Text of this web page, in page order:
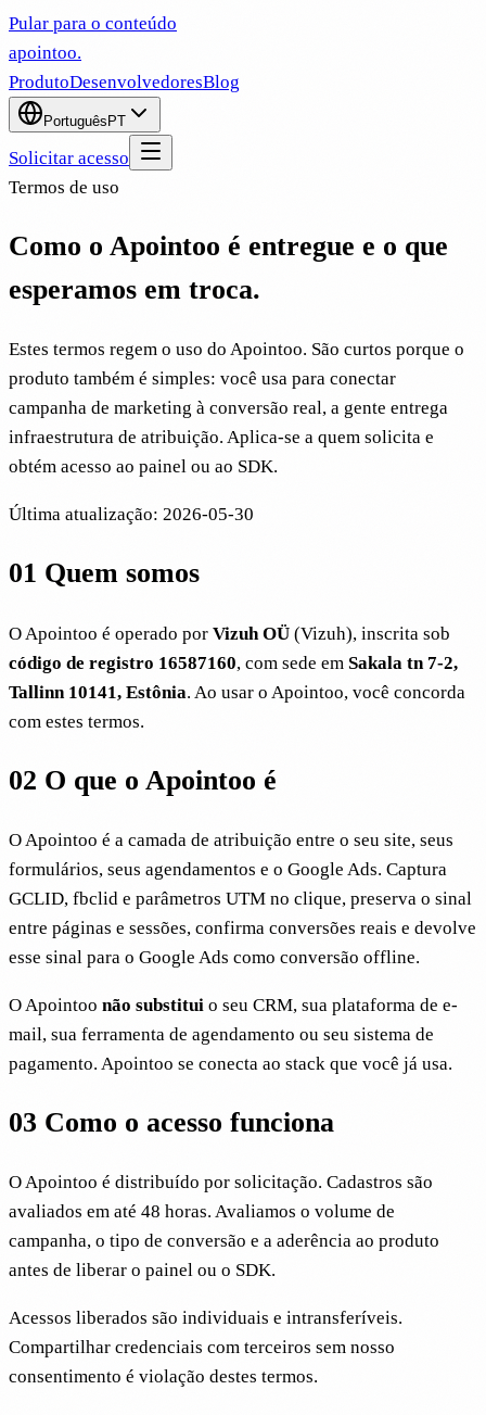
Pular para o conteúdo
apointoo.
ProdutoDesenvolvedoresBlog
Português PT
Solicitar acesso
Termos de uso
Como o Apointoo é entregue e o que
esperamos em troca.
Estes termos regem o uso do Apointoo. São curtos porque o
produto também é simples: você usa para conectar
campanha de marketing à conversão real, a gente entrega
infraestrutura de atribuição. Aplica-se a quem solicita e
obtém acesso ao painel ou ao SDK.
Última atualização: 2026-05-30
01 Quem somos
O Apointoo é operado por Vizuh OÜ (Vizuh), inscrita sob
código de registro 16587160, com sede em Sakala tn 7-2,
Tallinn 10141, Estônia. Ao usar o Apointoo, você concorda
com estes termos.
02 O que o Apointoo é
O Apointoo é a camada de atribuição entre o seu site, seus
formulários, seus agendamentos e o Google Ads. Captura
GCLID, fbclid e parâmetros UTM no clique, preserva o sinal
entre páginas e sessões, confirma conversões reais e devolve
esse sinal para o Google Ads como conversão offline.
O Apointoo não substitui o seu CRM, sua plataforma de e-
mail, sua ferramenta de agendamento ou seu sistema de
pagamento. Apointoo se conecta ao stack que você já usa.
03 Como o acesso funciona
O Apointoo é distribuído por solicitação. Cadastros são
avaliados em até 48 horas. Avaliamos o volume de
campanha, o tipo de conversão e a aderência ao produto
antes de liberar o painel ou o SDK.
Acessos liberados são individuais e intransferíveis.
Compartilhar credenciais com terceiros sem nosso
consentimento é violação destes termos.